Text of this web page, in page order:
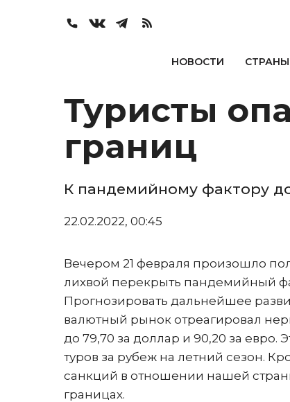
НОВОСТИ СТРАНЫ
Туристы
границ
К пандемийному фактору
22.02.2022, 00:45
Вечером 21 февраля произошло
лихвой перекрыть пандемийный
Прогнозировать дальнейшее
валютный рынок отреагировал
до 79,70 за доллар и 90,20 за евро.
туров за рубеж на летний сезон.
санкций в отношении нашей
границах.